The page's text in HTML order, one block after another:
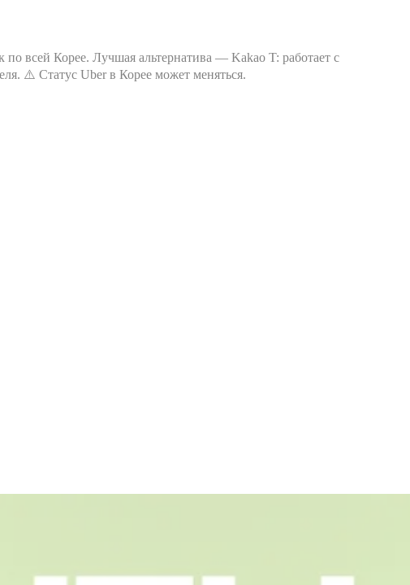
всей Корее. Лучшая альтернатива — Kakao T: работает с
⚠️ Статус Uber в Корее может меняться.